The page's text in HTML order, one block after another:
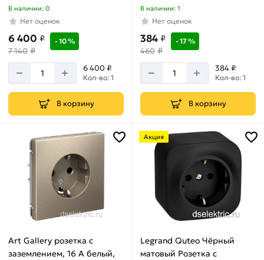
5В/2.4А 2х5В/1.2А механизм
AtlasDesign ATN000430
В наличии: 0
Нет оценок
6 400 ₽
7 140 ₽
- 10 %
6 400 ₽
Кол-во: 1
В корзину
В наличии: 1
Нет оценок
384 ₽
460 ₽
- 17 %
384 ₽
Кол-во: 1
В корзину
Art Gallery розетка с
заземлением, 16 А белый,
Акция
Legrand Quteo Чёрный
матовый Розетка с